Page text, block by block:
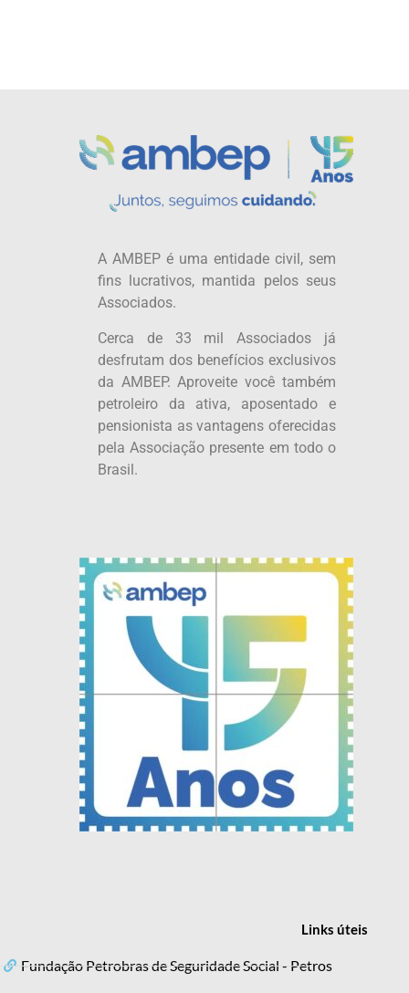
A AMBEP é uma entidade civil, sem
fins lucrativos, mantida pelos seus
Associados.
Cerca de 33 mil Associados já
desfrutam dos benefícios exclusivos
da AMBEP. Aproveite você também
petroleiro da ativa, aposentado e
pensionista as vantagens oferecidas
pela Associação presente em todo o
Brasil.
Linksúteis
Fundação Petrobras de Seguridade Social - Petros